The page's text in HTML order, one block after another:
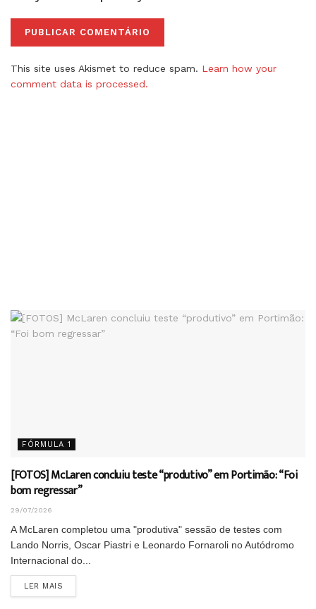
This site uses Akismet to reduce spam. Learn how your
comment data is processed.
FÓRMULA 1
[FOTOS] McLaren concluiu teste “produtivo” em Portimão: “Foi
bom regressar”
29/07/2026
A McLaren completou uma "produtiva" sessão de testes com
Lando Norris, Oscar Piastri e Leonardo Fornaroli no Autódromo
Internacional do...
LER MAIS